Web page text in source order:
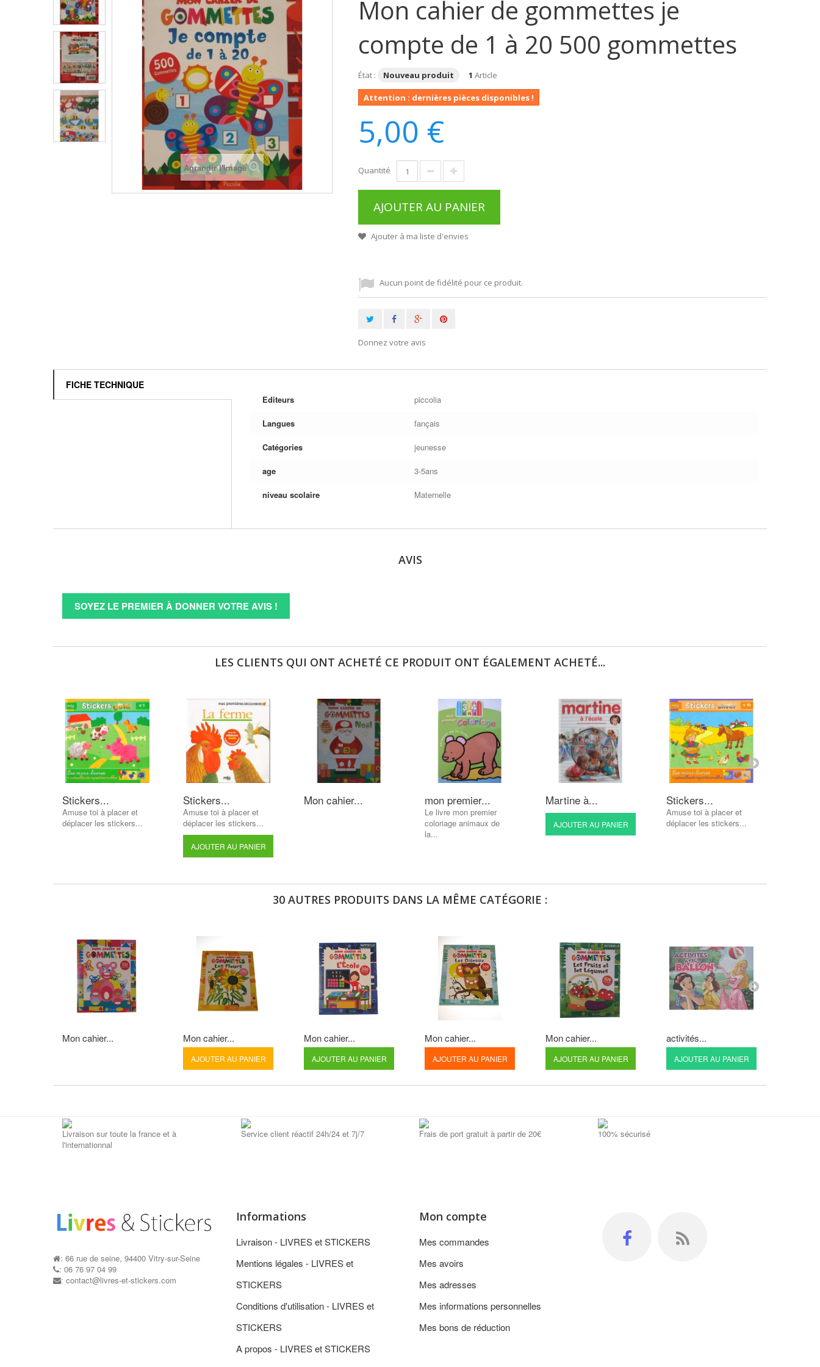
Agrandir l'image
Mon cahier de gommettes je
compte de 1 à 20 500 gommettes
État : Nouveau produit 1 Article
Attention : dernières pièces disponibles !
5,00 €
Quantité
AJOUTER AU PANIER
Ajouter à ma liste d'envies
Aucun point de fidélité pour ce produit.
Donnez votre avis
FICHE TECHNIQUE
Editeurs piccolia
Langues fançais
Catégories jeunesse
age 3-5ans
niveau scolaire Maternelle
AVIS
SOYEZ LE PREMIER À DONNER VOTRE AVIS !
LES CLIENTS QUI ONT ACHETÉ CE PRODUIT ONT ÉGALEMENT ACHETÉ...
Stickers...
Amuse toi à placer et
déplacer les stickers...
Stickers...
Amuse toi à placer et
déplacer les stickers...
AJOUTER AU PANIER
Mon cahier... mon premier...
Le livre mon premier
coloriage animaux de
la...
Martine à...
AJOUTER AU PANIER
Stickers...
Amuse toi à placer et
déplacer les stickers...
30 AUTRES PRODUITS DANS LA MÊME CATÉGORIE :
Mon cahier... Mon cahier...
AJOUTER AU PANIER
Mon cahier...
AJOUTER AU PANIER
Mon cahier...
AJOUTER AU PANIER
Mon cahier...
AJOUTER AU PANIER
activités...
AJOUTER AU PANIER
Livraison sur toute la france et à
l'internationnal
Service client réactif 24h/24 et 7j/7 Frais de port gratuit à partir de 20€ 100% sécurisé
: 66 rue de seine, 94400 Vitry-sur-Seine
: 06 76 97 04 99
: contact@livres-et-stickers.com
Informations
Livraison - LIVRES et STICKERS
Mentions légales - LIVRES et
STICKERS
Conditions d'utilisation - LIVRES et
STICKERS
A propos - LIVRES et STICKERS
Mon compte
Mes commandes
Mes avoirs
Mes adresses
Mes informations personnelles
Mes bons de réduction